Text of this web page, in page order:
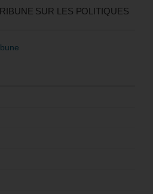
SUR LES POLITIQUES